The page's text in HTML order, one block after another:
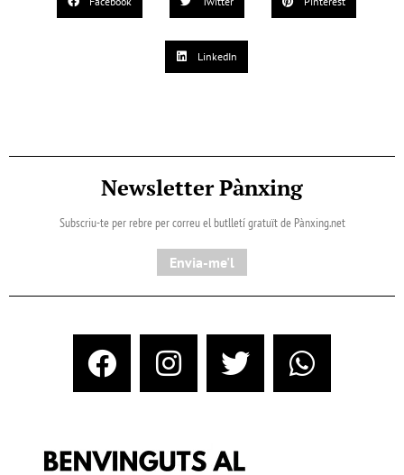
LinkedIn
Newsletter Pànxing
Subscriu-te per rebre per correu el butlletí gratuït de Pànxing.net​
Envia-me'l